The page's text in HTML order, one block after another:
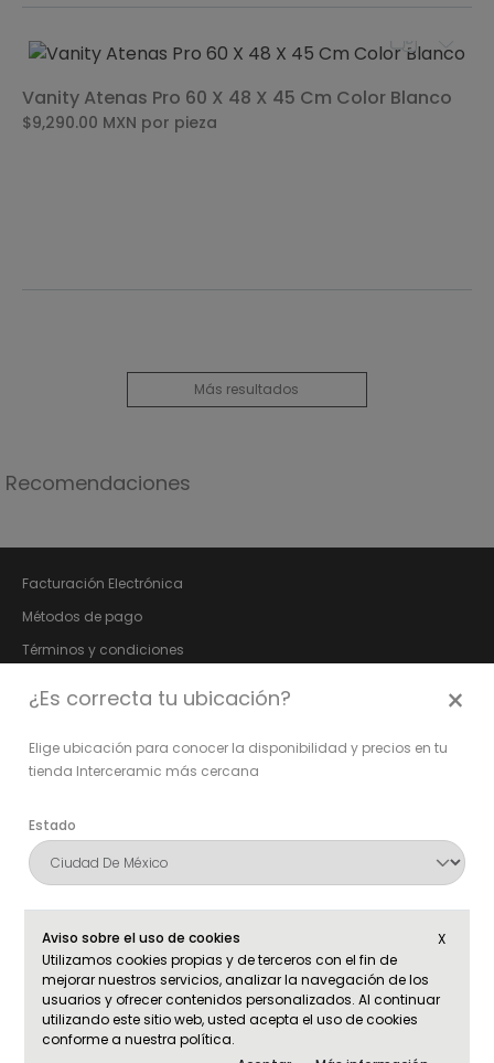
Vanity Atenas Pro 60 X 48 X 45 Cm Color Blanco
$9,290.00 MXN por pieza
Más resultados
Recomendaciones
Facturación Electrónica
Métodos de pago
Términos y condiciones
Bolsa de trabajo
Fundación Vida Digna
Síguenos en:
Aviso sobre el uso de cookies
X
Utilizamos cookies propias y de terceros con el fin de
mejorar nuestros servicios, analizar la navegación de los
usuarios y ofrecer contenidos personalizados. Al continuar
utilizando este sitio web, usted acepta el uso de cookies
conforme a nuestra política.
¿Es correcta tu ubicación? ×
Elige ubicación para conocer la disponibilidad y precios en tu
tienda Interceramic más cercana
Estado
Confirmar